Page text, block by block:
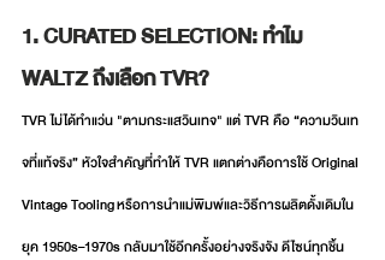
1. CURATED SELECTION: ทำไม
WALTZ ถึงเลือก TVR?
TVR ไม่ได้ทำแว่น "ตามกระแสวินเทจ" แต่ TVR คือ “ความวินเท
จที่แท้จริง” หัวใจสำคัญที่ทำให้ TVR แตกต่างคือการใช้ Original
Vintage Tooling หรือการนำแม่พิมพ์และวิธีการผลิตดั้งเดิมใน
ยุค 1950s–1970s กลับมาใช้อีกครั้งอย่างจริงจัง ดีไซน์ทุกชิ้น